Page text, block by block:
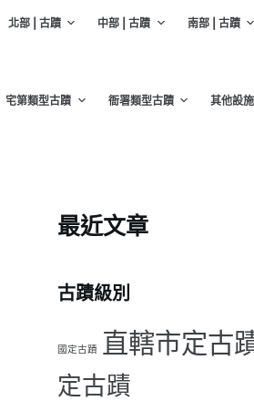
北部 | 古蹟 中部 | 古蹟 南部 | 古蹟
宅第類型古蹟 衙署類型古蹟 其他設
最近文章
古蹟級別
國定古蹟 直轄市定古
定古蹟